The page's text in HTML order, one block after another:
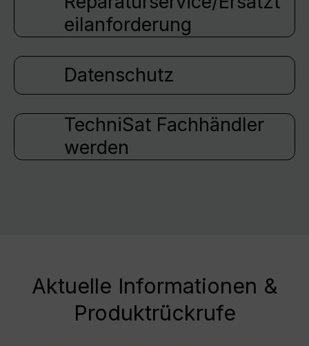
eilanforderung
Datenschutz
TechniSat Fachhändler
werden
Aktuelle Informationen &
Produktrückrufe